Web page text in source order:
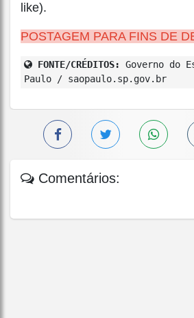
like).
POSTAGEM PARA FINS DE
FONTE/CRÉDITOS:
Governo do
Paulo / saopaulo.sp.gov.br
Comentários: